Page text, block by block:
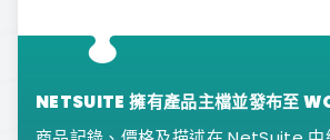
NETSUITE 擁有產品主檔並發布至